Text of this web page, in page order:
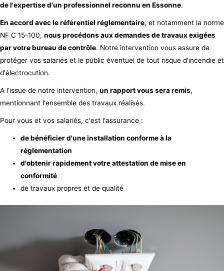
de l'expertise d'un professionnel reconnu en Essonne.
En accord avec le référentiel réglementaire, et notamment la norme
NF C 15-100, nous procédons aux demandes de travaux exigées
par votre bureau de contrôle. Notre intervention vous assure de
protéger vos salariés et le public éventuel de tout risque d'incendie et
d'électrocution.
A l'issue de notre intervention, un rapport vous sera remis,
mentionnant l'ensemble des travaux réalisés.
Pour vous et vos salariés, c'est l'assurance :
de bénéficier d'une installation conforme à la
réglementation
d'obtenir rapidement votre attestation de mise en
conformité
de travaux propres et de qualité